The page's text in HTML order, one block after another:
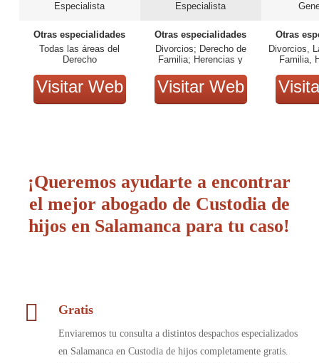
Especialista
Otras especialidades
Todas las áreas del
Derecho
Visitar Web
Especialista
Otras especialidades
Divorcios; Derecho de
Familia; Herencias y
Visitar Web
Otras
Divorcios,
Familia,
¡Queremos ayudarte a encontrar
el mejor abogado de Custodia de
hijos en Salamanca para tu caso!
Gratis
Enviaremos tu consulta a distintos despachos especializados
en Salamanca en Custodia de hijos completamente gratis.